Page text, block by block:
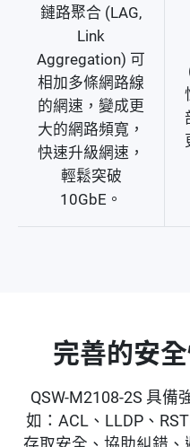
鏈路聚合 (LAG,
Link
Aggregation) 可
相加多條網路線
的網速，變成更
大的網路頻寬，
快速升級網速，
輕鬆突破
10GbE。
完善的安
QSW-M2108-2S 具備
如：ACL、LLDP、